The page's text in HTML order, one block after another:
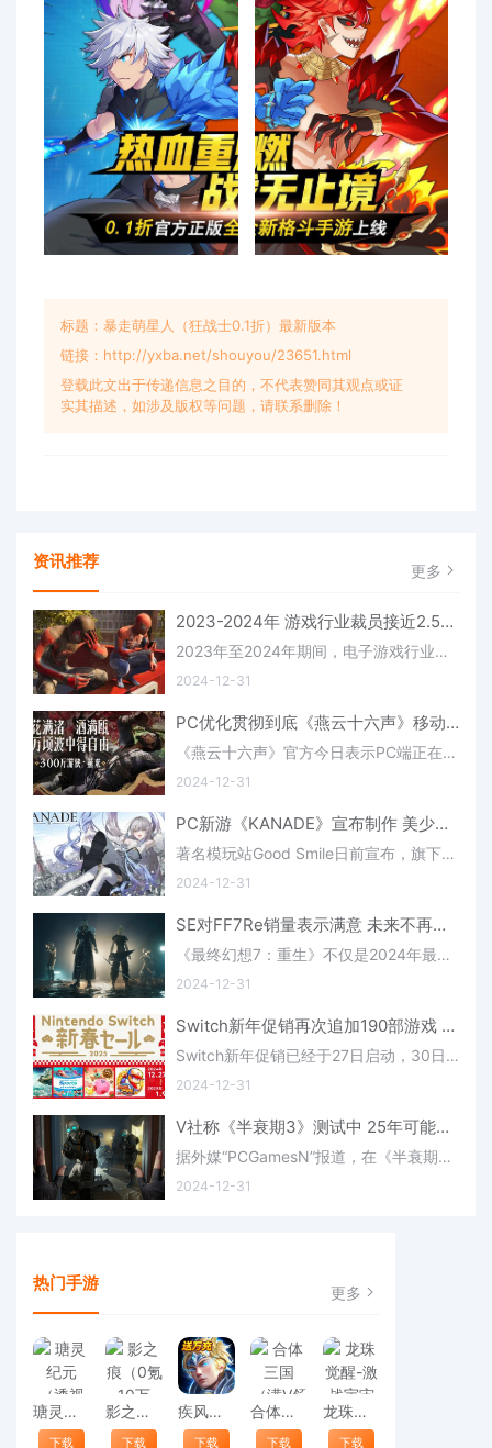
标题：暴走萌星人（狂战士0.1折）最新版本
链接：http://yxba.net/shouyou/23651.html
登载此文出于传递信息之目的，不代表赞同其观点或证
实其描述，如涉及版权等问题，请联系删除！
资讯推荐 更多
2023-2024年 游戏行业裁员接近2.5万人(2023-2024学年度第一学期期中考试)
2023年至2024年期间，电子游戏行业面临重大挑战，大规模裁员接踵而至。在此期间，接近25000名员工失业，反映出游戏行业的衰减趋势。微软、PlayStation、EA、动视暴雪等大型公司今年都裁员数千人。可以肯定地说，2024年对于游戏
2024-12-31
PC优化贯彻到底《燕云十六声》移动端1月9日上线(优化cci)
《燕云十六声》官方今日表示PC端正在全力优化，而移动端也宣布将于1月9日上线!以下为详情内容：回首过去，燕云有过“初入江湖，鲜衣怒马”的少年狂妄，也有过“再过三年，寸步难行”的跌落与自省。幸有各位游侠的陪伴，让我们终于在铃响前交出这张答卷。
2024-12-31
PC新游《KANADE》宣布制作 美少女主角艺图公布(网易pc新游)
著名模玩站Good Smile日前宣布，旗下一款美少女视觉小说游戏《KANADE》宣布制作，预定登陆PC平台，同时官方公布了女主角的绝美艺图，敬请期待。《KANADE》的故事发生在一个被异变之物占据侵袭的未来地球世界，整个文明已经接近崩塌
2024-12-31
SE对FF7Re销量表示满意 未来不再推出独占游戏
《最终幻想7：重生》不仅是2024年最好的游戏之一，也是有史以来最好的《最终幻想》游戏之一——然而，让SE失望的是，这款游戏并没有取得商业上的成功。SE此前曾表示，《重生》的销量低于公司预期，再加上《最终幻想16》的表现不佳，促使该发行商多
2024-12-31
Switch新年促销再次追加190部游戏 多款史低(switch新年打折)
Switch新年促销已经于27日启动，30日官方宣布再次追加190部玉溪，游戏类型种类涵盖多种，多款名作达到史低，感兴趣的玩家不要错过了。“任天堂Switch新年促销”活动，玩家可以以优惠价格购买指定游戏，折扣幅度在20%到60%不等，活动
2024-12-31
V社称《半衰期3》测试中 25年可能会发布(半衰期视频讲解)
据外媒“PCGamesN”报道，在《半衰期2 第二章》发布17年后，V社似乎总算学会了数3，正在开发并测试《半衰期3》，而本作有可能在2025年正式亮相。这一消息其实来自油管创作者“Gabe Follower”，他一直在进行数据挖掘，以期
2024-12-31
热门手游 更多
瑭灵纪元（透视福利版）
下载
影之痕（0氪10万充）
下载
疾风猎人（4折福利服）手游
下载
合体三国（满V领神将）
下载
龙珠觉醒-激战宇宙
下载